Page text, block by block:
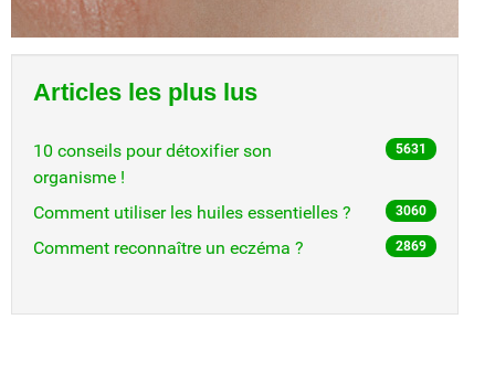
Articles les plus lus
10 conseils pour détoxifier son
organisme !
5631
Comment utiliser les huiles essentielles ? 3060
Comment reconnaître un eczéma ? 2869